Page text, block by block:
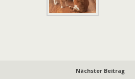
Nächster Beitrag